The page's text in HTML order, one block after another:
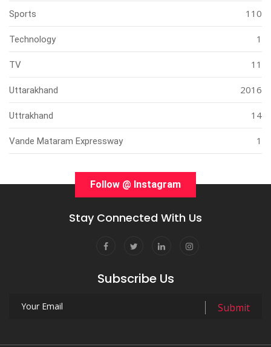
Sports 110
Technology 1
TV 11
Uttarakhand 2016
Uttrakhand 14
Vande Mataram Expressway 1
Follow @ Instagram
Stay Connected With Us
Subscribe Us